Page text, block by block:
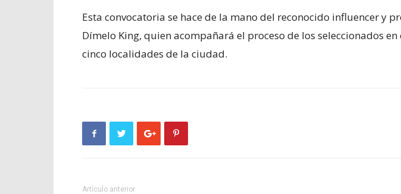
Esta convocatoria se hace de la mano del reconocido influencer y
Dímelo King, quien acompañará el proceso de los seleccionados en
cinco localidades de la ciudad.
Artículo anterior